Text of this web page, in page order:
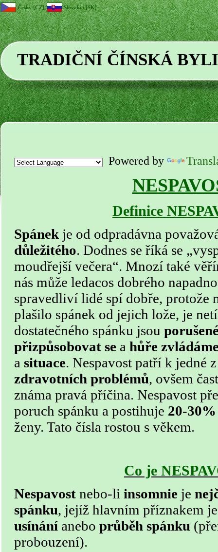
TRADIČNÍ ČÍNSKÁ
Česky [CZ] Slovakia [SK]
Powered by
Definice
Spánek je od odpradávna
důležitého. Dodnes se říká se
moudřejší večera“. Mnozí také
nás může ledacos dobrého
spravedliví lidé spí dobře, protože
plašilo spánek od jejich lože, je
dostatečného spánku jsou
přizpůsobovat se a hůře
a situace. Nespavost patří k jedné
zdravotních problémů, ovšem
známa pravá příčina. Nespavost
poruch spánku a postihuje 20-
ženy. Tato čísla rostou s věkem.
Co je
Nespavost nebo-li insomnie je
spánku, jejíž hlavním příznakem
usínáníanebo průběh spánku
probouzení).